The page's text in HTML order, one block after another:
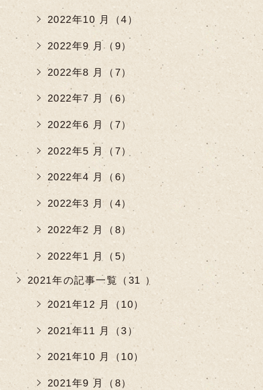
2022年10 月（4）
2022年9 月（9）
2022年8 月（7）
2022年7 月（6）
2022年6 月（7）
2022年5 月（7）
2022年4 月（6）
2022年3 月（4）
2022年2 月（8）
2022年1 月（5）
2021年の記事一覧（31 ）
2021年12 月（10）
2021年11 月（3）
2021年10 月（10）
2021年9 月（8）